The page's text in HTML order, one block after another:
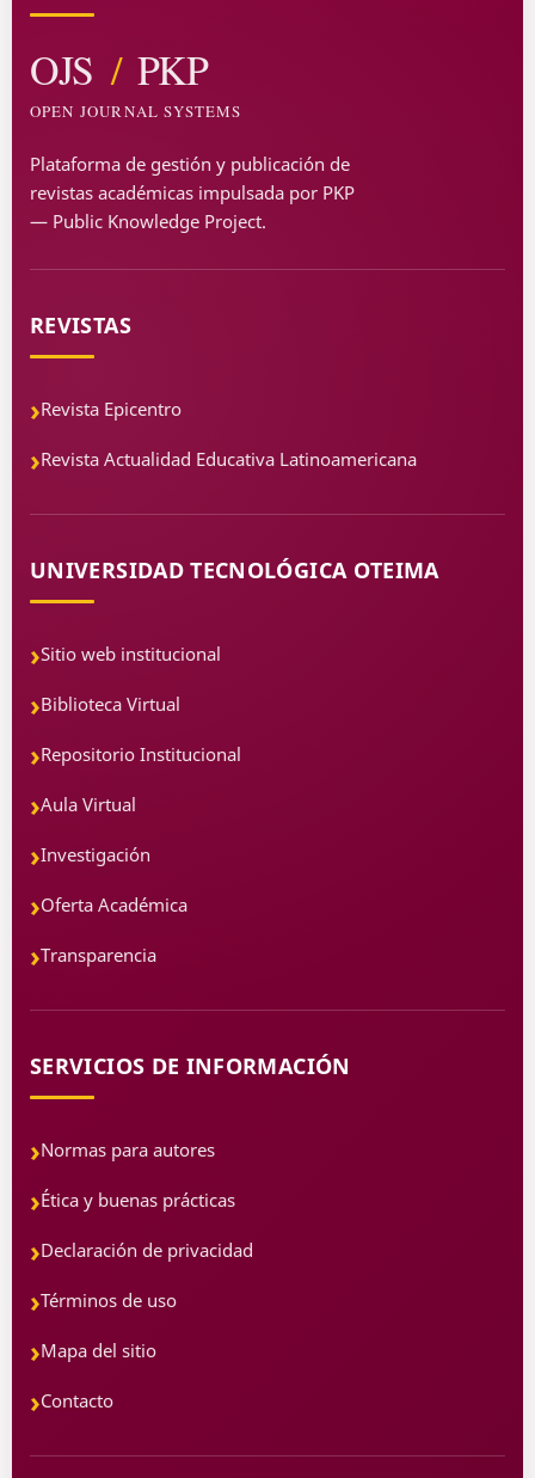
OJS / PKP
OPEN JOURNAL SYSTEMS
Plataforma de gestión y publicación de
revistas académicas impulsada por PKP
— Public Knowledge Project.
REVISTAS
Revista Epicentro
Revista Actualidad Educativa Latinoamericana
UNIVERSIDAD TECNOLÓGICA OTEIMA
Sitio web institucional
Biblioteca Virtual
Repositorio Institucional
Aula Virtual
Investigación
Oferta Académica
Transparencia
SERVICIOS DE INFORMACIÓN
Normas para autores
Ética y buenas prácticas
Declaración de privacidad
Términos de uso
Mapa del sitio
Contacto